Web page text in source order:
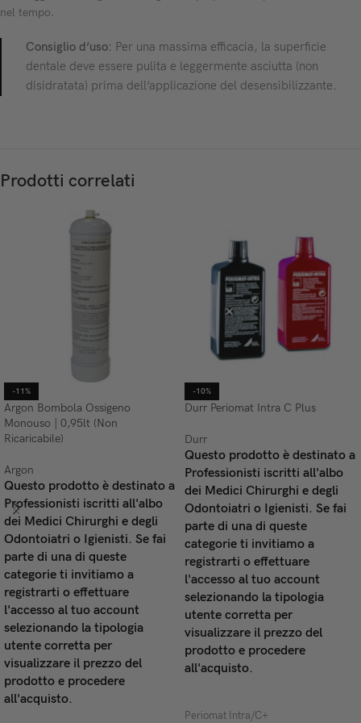
nel tempo.
Consiglio d’uso: Per una massima efficacia, la superficie
dentale deve essere pulita e leggermente asciutta (non
disidratata) prima dell’applicazione del desensibilizzante.
Prodotti correlati
-11%
Argon Bombola Ossigeno
Monouso | 0,95lt (Non
Ricaricabile)
Argon
Questo prodotto è destinato a
Professionisti iscritti all'albo
dei Medici Chirurghi e degli
Odontoiatri o Igienisti. Se fai
parte di una di queste
categorie ti invitiamo a
registrarti o effettuare
l'accesso al tuo account
selezionando la tipologia
utente corretta per
visualizzare il prezzo del
prodotto e procedere
all'acquisto.
-10%
Durr Periomat Intra C Plus
Durr
Questo prodotto è destinato a
Professionisti iscritti all'albo
dei Medici Chirurghi e degli
Odontoiatri o Igienisti. Se fai
parte di una di queste
categorie ti invitiamo a
registrarti o effettuare
l'accesso al tuo account
selezionando la tipologia
utente corretta per
visualizzare il prezzo del
prodotto e procedere
all'acquisto.
Periomat Intra/C+